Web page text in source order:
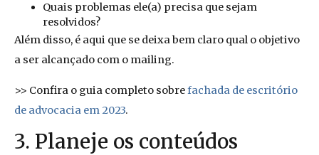
Quais problemas ele(a) precisa que sejam
resolvidos?
Além disso, é aqui que se deixa bem claro qual o objetivo
a ser alcançado com o mailing.
>> Confira o guia completo sobrefachada de escritório
de advocacia em 2023.
3. Planeje os conteúdos